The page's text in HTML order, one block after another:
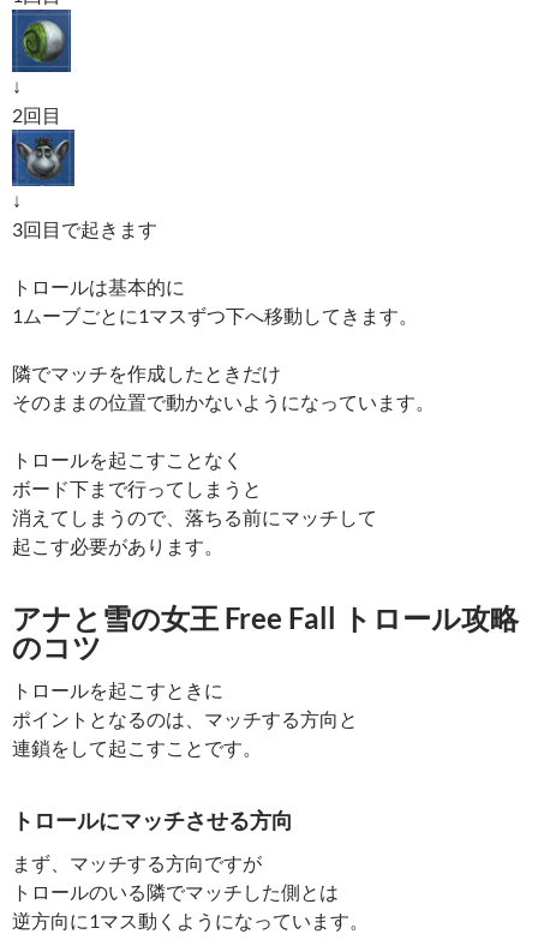
↓
2回目
↓
3回目で起きます
トロールは基本的に
1ムーブごとに1マスずつ下へ移動してきます。
隣でマッチを作成したときだけ
そのままの位置で動かないようになっています。
トロールを起こすことなく
ボード下まで行ってしまうと
消えてしまうので、落ちる前にマッチして
起こす必要があります。
アナと雪の女王 Free Fall トロール攻略
のコツ
トロールを起こすときに
ポイントとなるのは、マッチする方向と
連鎖をして起こすことです。
トロールにマッチさせる方向
まず、マッチする方向ですが
トロールのいる隣でマッチした側とは
逆方向に1マス動くようになっています。